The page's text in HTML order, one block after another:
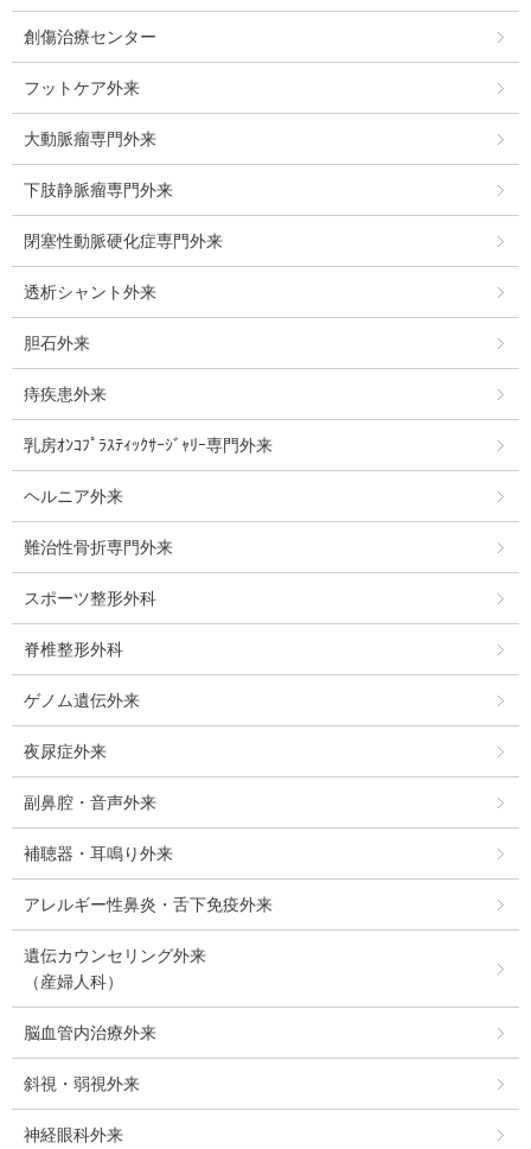
創傷治療センター
フットケア外来
大動脈瘤専門外来
下肢静脈瘤専門外来
閉塞性動脈硬化症専門外来
透析シャント外来
胆石外来
痔疾患外来
乳房ｵﾝｺﾌﾟﾗｽﾃｨｯｸｻｰｼﾞｬﾘｰ専門外来
ヘルニア外来
難治性骨折専門外来
スポーツ整形外科
脊椎整形外科
ゲノム遺伝外来
夜尿症外来
副鼻腔・音声外来
補聴器・耳鳴り外来
アレルギー性鼻炎・舌下免疫外来
遺伝カウンセリング外来
（産婦人科）
脳血管内治療外来
斜視・弱視外来
神経眼科外来